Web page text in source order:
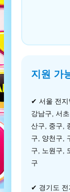
지원 가
✔ 서울 전지
강남구, 서
산구, 중구,
구, 양천구,
구, 노원구,
구
✔ 경기도 전